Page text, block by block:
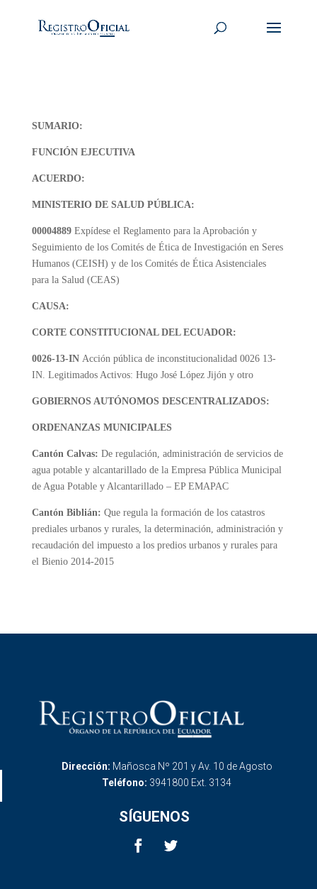
SUMARIO:
FUNCIÓN EJECUTIVA
ACUERDO:
MINISTERIO DE SALUD PÚBLICA:
00004889Expídese el Reglamento para la Aprobación y
Seguimiento de los Comités de Ética de Investigación en Seres
Humanos (CEISH) y de los Comités de Ética Asistenciales
para la Salud (CEAS)
CAUSA:
CORTE CONSTITUCIONAL DEL ECUADOR:
0026-13-IN Acción pública de inconstitucionalidad 0026 13-
IN. Legitimados Activos: Hugo José López Jijón y otro
GOBIERNOS AUTÓNOMOS DESCENTRALIZADOS:
ORDENANZAS MUNICIPALES
Cantón Calvas: De regulación, administración de servicios de
agua potable y alcantarillado de la Empresa Pública Municipal
de Agua Potable y Alcantarillado – EP EMAPAC
Cantón Biblián: Que regula la formación de los catastros
prediales urbanos y rurales, la determinación, administración y
recaudación del impuesto a los predios urbanos y rurales para
el Bienio 2014-2015
Dirección: Mañosca Nº 201 y Av. 10 de Agosto
Teléfono: 3941800 Ext. 3134
SÍGUENOS